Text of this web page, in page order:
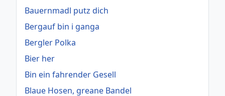
Bauernmadl putz dich
Bergauf bin i ganga
Bergler Polka
Bier her
Bin ein fahrender Gesell
Blaue Hosen, greane Bandel